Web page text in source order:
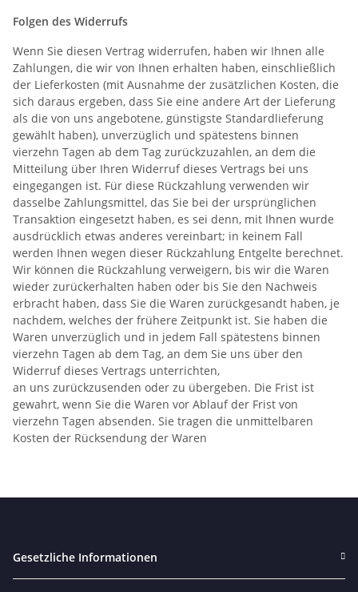
Folgen des Widerrufs
Wenn Sie diesen Vertrag widerrufen, haben wir Ihnen alle
Zahlungen, die wir von Ihnen erhalten haben, einschließlich
der Lieferkosten (mit Ausnahme der zusätzlichen Kosten, die
sich daraus ergeben, dass Sie eine andere Art der Lieferung
als die von uns angebotene, günstigste Standardlieferung
gewählt haben), unverzüglich und spätestens binnen
vierzehn Tagen ab dem Tag zurückzuzahlen, an dem die
Mitteilung über Ihren Widerruf dieses Vertrags bei uns
eingegangen ist. Für diese Rückzahlung verwenden wir
dasselbe Zahlungsmittel, das Sie bei der ursprünglichen
Transaktion eingesetzt haben, es sei denn, mit Ihnen wurde
ausdrücklich etwas anderes vereinbart; in keinem Fall
werden Ihnen wegen dieser Rückzahlung Entgelte berechnet.
Wir können die Rückzahlung verweigern, bis wir die Waren
wieder zurückerhalten haben oder bis Sie den Nachweis
erbracht haben, dass Sie die Waren zurückgesandt haben, je
nachdem, welches der frühere Zeitpunkt ist. Sie haben die
Waren unverzüglich und in jedem Fall spätestens binnen
vierzehn Tagen ab dem Tag, an dem Sie uns über den
Widerruf dieses Vertrags unterrichten,
an uns zurückzusenden oder zu übergeben. Die Frist ist
gewahrt, wenn Sie die Waren vor Ablauf der Frist von
vierzehn Tagen absenden. Sie tragen die unmittelbaren
Kosten der Rücksendung der Waren
Gesetzliche Informationen